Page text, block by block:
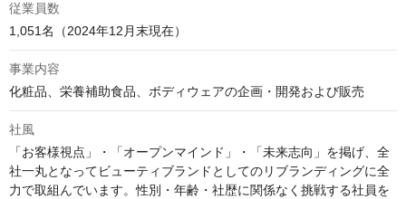
従業員数
1,051名（2024年12月末現在）
事業内容
化粧品、栄養補助食品、ボディウェアの企画・開発および販売
社風
「お客様視点」・「オープンマインド」・「未来志向」を掲げ、全
社一丸となってビューティブランドとしてのリブランディングに全
力で取組んでいます。性別・年齢・社歴に関係なく挑戦する社員を